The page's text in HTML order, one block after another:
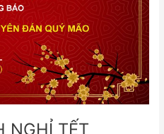
NGHỈ TẾT